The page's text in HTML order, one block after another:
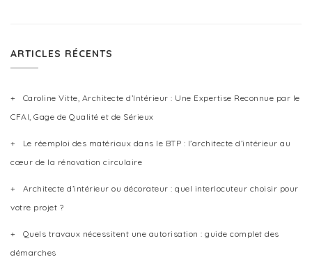
ARTICLES RÉCENTS
Caroline Vitte, Architecte d’Intérieur : Une Expertise Reconnue par le
CFAI, Gage de Qualité et de Sérieux
Le réemploi des matériaux dans le BTP : l’architecte d’intérieur au
cœur de la rénovation circulaire
Architecte d’intérieur ou décorateur : quel interlocuteur choisir pour
votre projet ?
Quels travaux nécessitent une autorisation : guide complet des
démarches